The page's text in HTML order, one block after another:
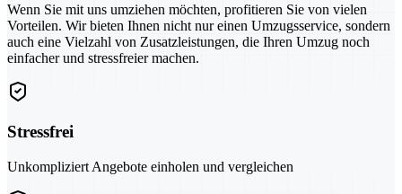
Wenn Sie mit uns umziehen möchten, profitieren Sie von vielen
Vorteilen. Wir bieten Ihnen nicht nur einen Umzugsservice, sondern
auch eine Vielzahl von Zusatzleistungen, die Ihren Umzug noch
einfacher und stressfreier machen.
Stressfrei
Unkompliziert Angebote einholen und vergleichen